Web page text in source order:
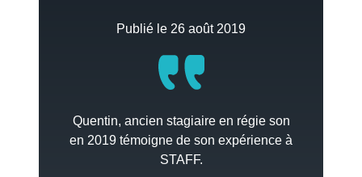
Publié le 26 août 2019
Quentin, ancien stagiaire en régie son
en 2019 témoigne de son expérience à
STAFF.